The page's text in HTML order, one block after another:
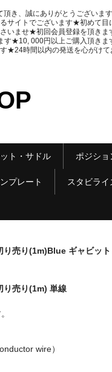
き、誠にありがとうございま
サイトでございます★初めて目
いませ★初回会員登録を頂きま
す★10, 000円以上ご購入頂きま
★24時間以内の発送を心がけて
ト・サドル ポジショ
プレート スタビラ
売り(1m)Blue ギャビッ
売り(1m) 単線
wire）